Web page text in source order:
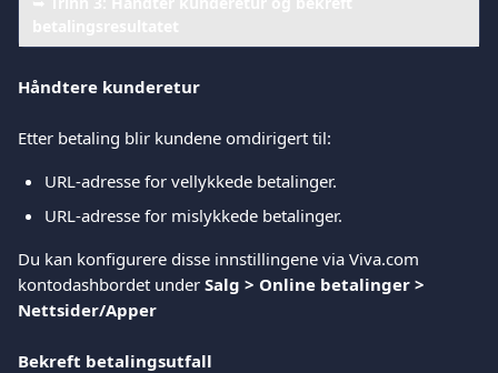
Håndtere kunderetur
Etter betaling blir kundene omdirigert til:
URL-adresse for vellykkede betalinger.
URL-adresse for mislykkede betalinger.
Du kan konfigurere disse innstillingene via Viva.com
kontodashbordet under Salg > Online betalinger >
Nettsider/Apper
Bekreft betalingsutfall